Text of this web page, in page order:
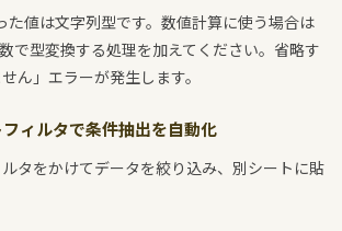
値は文字列型です。数値計算に使う場合は
で型変換する処理を加えてください。省略す
ん」エラーが発生します。
ィルタで条件抽出を自動化
ルタをかけてデータを絞り込み、別シートに貼